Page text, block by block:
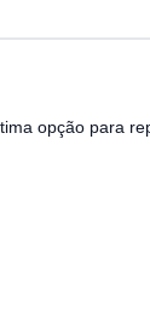
opção para